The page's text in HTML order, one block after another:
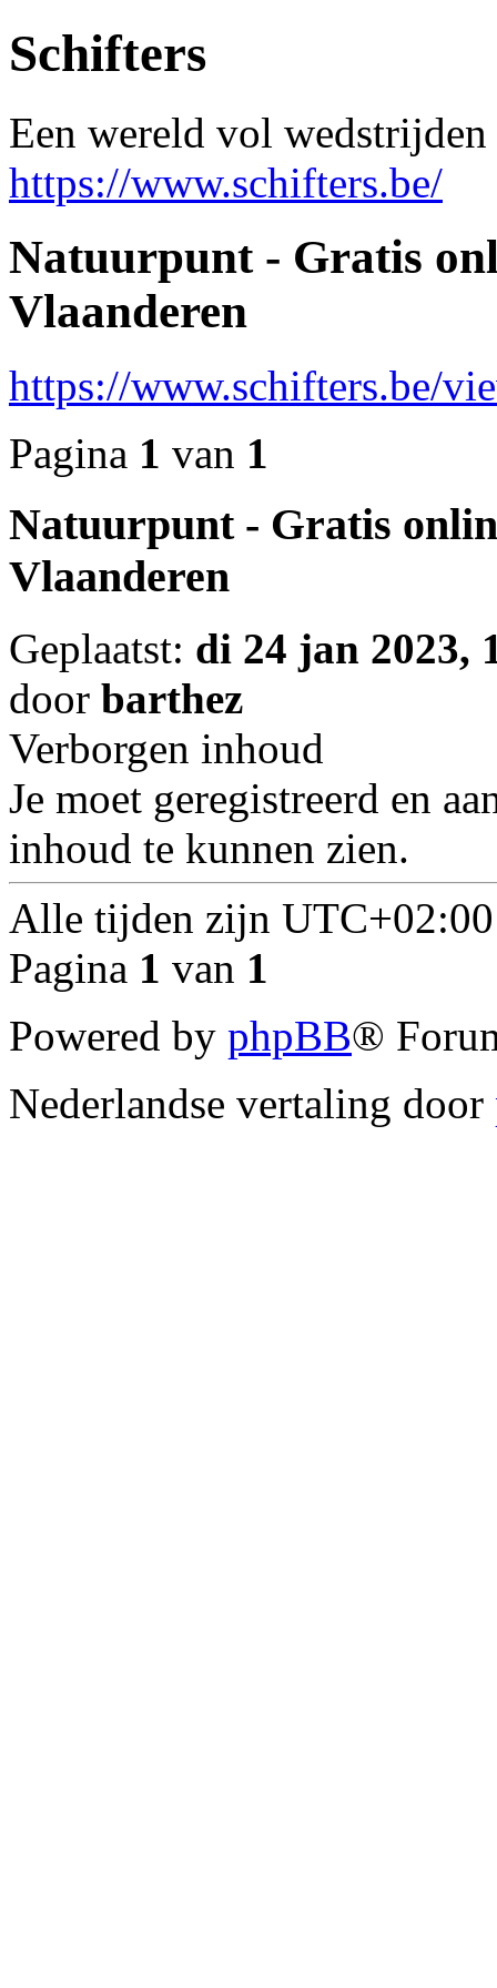
Schifters
Een wereld vol
https://www.schifters.be/
Natuurpunt - Gratis
Vlaanderen
https://www.schifters.be/
Pagina 1 van 1
Natuurpunt - Gratis
Vlaanderen
Geplaatst: di 24 jan 2023,
door barthez
Verborgen inhoud
Je moet geregistreerd en
inhoud te kunnen zien.
Alle tijden zijn UTC+02:00
Pagina 1 van 1
Powered by phpBB®
Nederlandse vertaling door